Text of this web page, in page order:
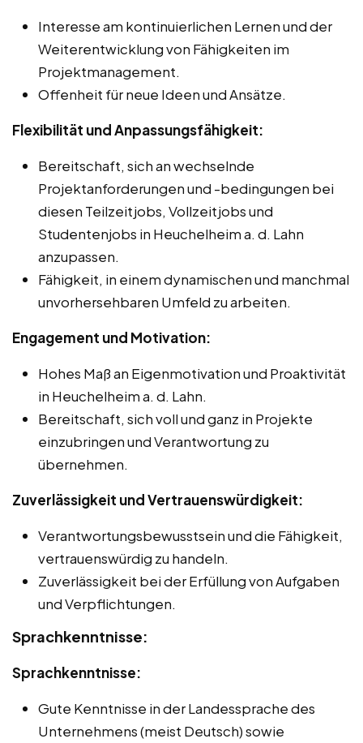
Interesse am kontinuierlichen Lernen und der
Weiterentwicklung von Fähigkeiten im
Projektmanagement.
Offenheit für neue Ideen und Ansätze.
Flexibilität und Anpassungsfähigkeit:
Bereitschaft, sich an wechselnde
Projektanforderungen und -bedingungen bei
diesen Teilzeitjobs, Vollzeitjobs und
Studentenjobs in Heuchelheim a. d. Lahn
anzupassen.
Fähigkeit, in einem dynamischen und manchmal
unvorhersehbaren Umfeld zu arbeiten.
Engagement und Motivation:
Hohes Maß an Eigenmotivation und Proaktivität
in Heuchelheim a. d. Lahn.
Bereitschaft, sich voll und ganz in Projekte
einzubringen und Verantwortung zu
übernehmen.
Zuverlässigkeit und Vertrauenswürdigkeit:
Verantwortungsbewusstsein und die Fähigkeit,
vertrauenswürdig zu handeln.
Zuverlässigkeit bei der Erfüllung von Aufgaben
und Verpflichtungen.
Sprachkenntnisse:
Sprachkenntnisse:
Gute Kenntnisse in der Landessprache des
Unternehmens (meist Deutsch) sowie